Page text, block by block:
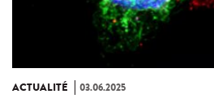
ACTUALITÉ 03.06.2025